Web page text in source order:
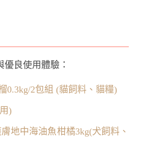
良使用體驗：
0.3kg/2包組 (貓飼料、貓糧)
)
地中海油魚柑橘3kg(犬飼料、